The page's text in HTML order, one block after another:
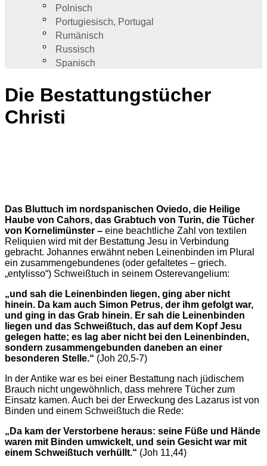
Polnisch
Portugiesisch, Portugal
Rumänisch
Russisch
Spanisch
Die Bestattungstücher
Christi
Das Bluttuch im nordspanischen Oviedo, die Heilige
Haube von Cahors, das Grabtuch von Turin, die Tücher
von Korneli­münster – eine beachtliche Zahl von textilen
Reliquien wird mit der Bestattung Jesu in Verbindung
gebracht. Johannes erwähnt neben Leinenbinden im Plural
ein zusammengebundenes (oder gefaltetes – griech.
„entylisso“) Schweißtuch in seinem Osterevangelium:
„und sah die Leinenbinden liegen, ging aber nicht
hinein. Da kam auch Simon Petrus, der ihm gefolgt war,
und ging in das Grab hinein. Er sah die Leinenbinden
liegen und das Schweißtuch, das auf dem Kopf Jesu
gelegen hatte; es lag aber nicht bei den Leinenbinden,
sondern zusammengebunden daneben an einer
besonderen Stelle.“ (Joh 20,5-7)
In der Antike war es bei einer Bestattung nach jüdischem
Brauch nicht ungewöhnlich, dass mehrere Tücher zum
Einsatz kamen. Auch bei der Erweckung des Lazarus ist von
Binden und einem Schweißtuch die Rede:
„Da kam der Verstorbene heraus: seine Füße und Hände
waren mit Binden umwickelt, und sein Gesicht war mit
einem Schweißtuch verhüllt.“ (Joh 11,44)